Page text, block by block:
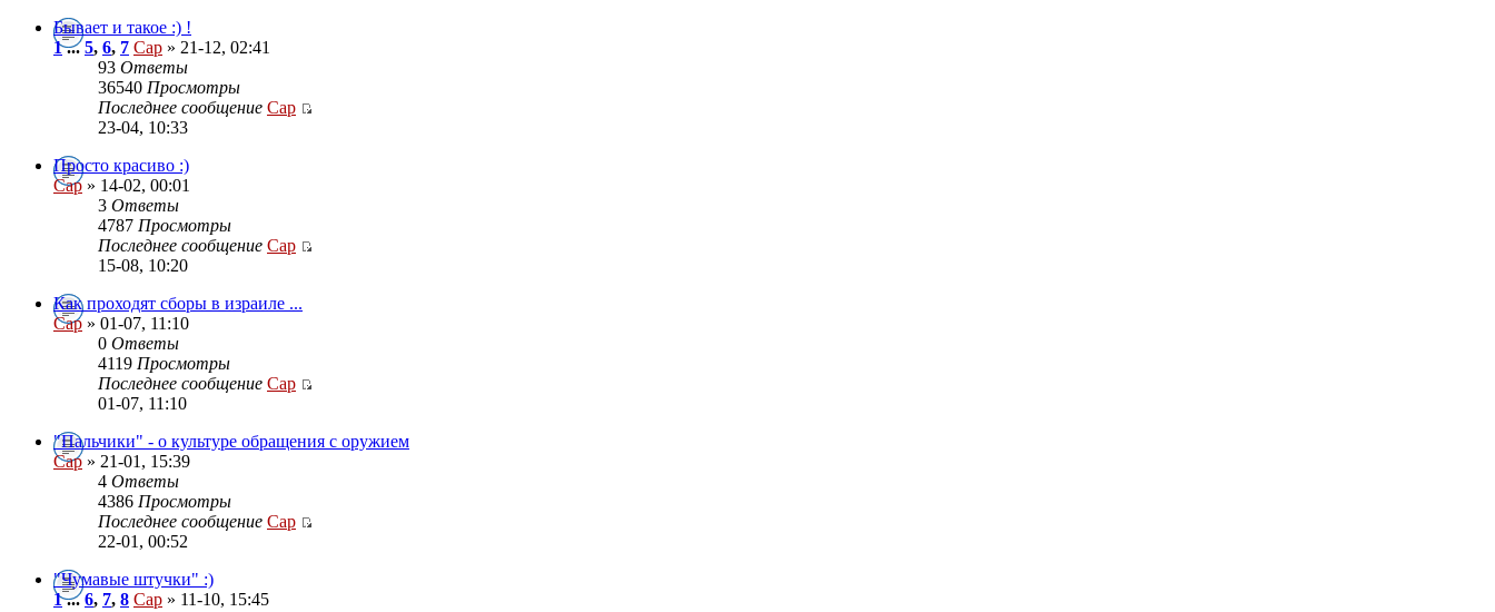
Бывает и такое :) !
1...5, 6, 7 Cap » 21-12, 02:41
93 Ответы
36540 Просмотры
Последнее сообщение Cap
23-04, 10:33
Просто красиво :)
Cap » 14-02, 00:01
3 Ответы
4787 Просмотры
Последнее сообщение Cap
15-08, 10:20
Как проходят сборы в израиле ...
Cap » 01-07, 11:10
0 Ответы
4119 Просмотры
Последнее сообщение Cap
01-07, 11:10
"Пальчики" - о культуре обращения с оружием
Cap » 21-01, 15:39
4 Ответы
4386 Просмотры
Последнее сообщение Cap
22-01, 00:52
"Чумавые штучки" :)
1...6, 7, 8 Cap » 11-10, 15:45